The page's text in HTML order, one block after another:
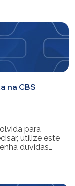
que as
[…]
na CBS
para
utilize este
dúvidas